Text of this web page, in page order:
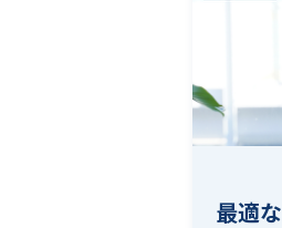
最適な